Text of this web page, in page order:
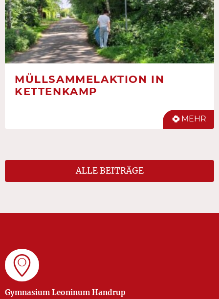
MÜLLSAMMELAKTION IN
KETTENKAMP
MEHR
ALLE BEITRÄGE
Gymnasium Leoninum Handrup